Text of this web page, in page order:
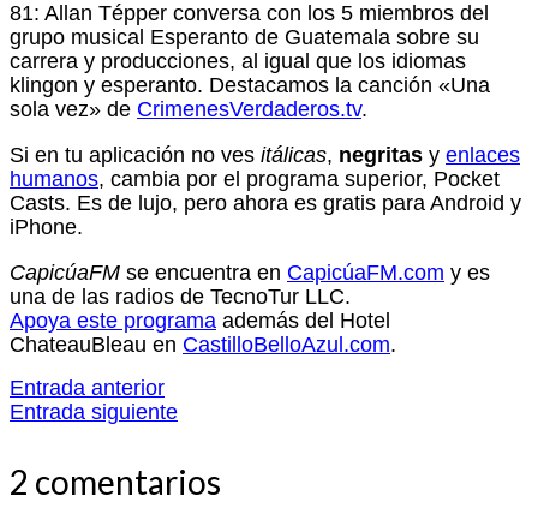
81: Allan Tépper conversa con los 5 miembros del
grupo musical Esperanto de Guatemala sobre su
carrera y producciones, al igual que los idiomas
klingon y esperanto. Destacamos la canción «Una
sola vez» de CrimenesVerdaderos.tv.
Si en tu aplicación no ves itálicas, negritas y enlaces
humanos, cambia por el programa superior, Pocket
Casts. Es de lujo, pero ahora es gratis para Android y
iPhone.
CapicúaFM se encuentra en CapicúaFM.com y es
una de las radios de TecnoTur LLC.
Apoya este programa además del Hotel
ChateauBleau en CastilloBelloAzul.com.
Entrada anterior
Entrada siguiente
2 comentarios